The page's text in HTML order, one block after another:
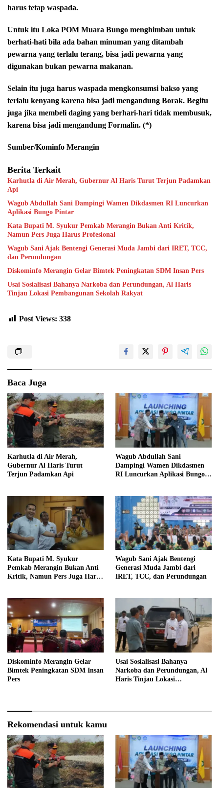
harus tetap waspada.
Untuk itu Loka POM Muara Bungo menghimbau untuk
berhati-hati bila ada bahan minuman yang ditambah
pewarna yang terlalu terang, bisa jadi pewarna yang
digunakan bukan pewarna makanan.
Selain itu juga harus waspada mengkonsumsi bakso yang
terlalu kenyang karena bisa jadi mengandung Borak. Begitu
juga jika membeli daging yang berhari-hari tidak membusuk,
karena bisa jadi mengandung Formalin. (*)
Sumber/Kominfo Merangin
Berita Terkait
Karhutla di Air Merah, Gubernur Al Haris Turut Terjun Padamkan
Api
Wagub Abdullah Sani Dampingi Wamen Dikdasmen RI Luncurkan
Aplikasi Bungo Pintar
Kata Bupati M. Syukur Pemkab Merangin Bukan Anti Kritik,
Namun Pers Juga Harus Profesional
Wagub Sani Ajak Bentengi Generasi Muda Jambi dari IRET, TCC,
dan Perundungan
Diskominfo Merangin Gelar Bimtek Peningkatan SDM Insan Pers
Usai Sosialisasi Bahanya Narkoba dan Perundungan, Al Haris
Tinjau Lokasi Pembangunan Sekolah Rakyat
Post Views: 338
Baca Juga
Karhutla di Air Merah,
Gubernur Al Haris Turut
Terjun Padamkan Api
Wagub Abdullah Sani
Dampingi Wamen Dikdasmen
RI Luncurkan Aplikasi Bungo
Kata Bupati M. Syukur
Pemkab Merangin Bukan Anti
Kritik, Namun Pers Juga Harus
Wagub Sani Ajak Bentengi
Generasi Muda Jambi dari
IRET, TCC, dan Perundungan
Diskominfo Merangin Gelar
Bimtek Peningkatan SDM Insan
Pers
Usai Sosialisasi Bahanya
Narkoba dan Perundungan, Al
Haris Tinjau Lokasi
Rekomendasi untuk kamu